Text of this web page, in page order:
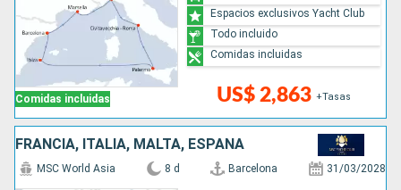
Comidas incluidas US$ 2,863 +Tasas
Espacios exclusivos Yacht Club
Todo incluido
Comidas incluidas
FRANCIA, ITALIA, MALTA, ESPAÑA
MSC World Asia 8 d Barcelona 31/03/2028